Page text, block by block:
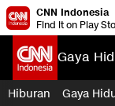
CNN Indonesia
Find it on Play
Gaya
Hiburan Gaya